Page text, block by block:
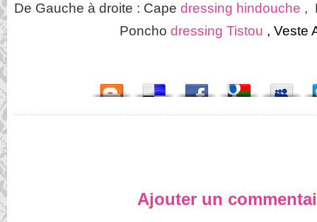
De Gauche à droite : Capedressing hindouche ,
Poncho dressing Tistou , Veste
Ajouter un